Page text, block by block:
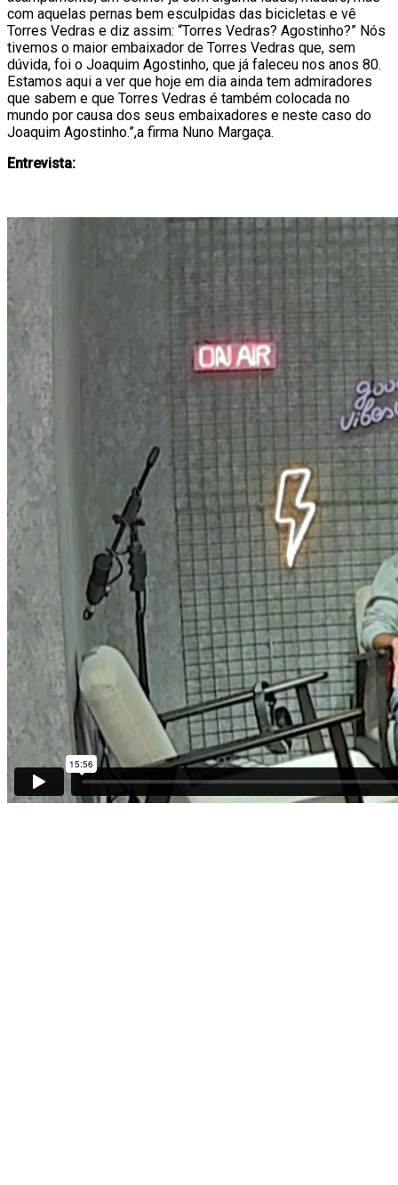
com aquelas pernas bem esculpidas das bicicletas e vê
Torres Vedras e diz assim: “Torres Vedras? Agostinho?” Nós
tivemos o maior embaixador de Torres Vedras que, sem
dúvida, foi o Joaquim Agostinho, que já faleceu nos anos 80.
Estamos aqui a ver que hoje em dia ainda tem admiradores
que sabem e que Torres Vedras é também colocada no
mundo por causa dos seus embaixadores e neste caso do
Joaquim Agostinho.”,a firma Nuno Margaça.
Entrevista: